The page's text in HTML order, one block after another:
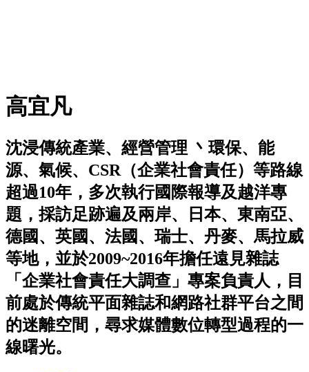
高宜凡
沈浸傳統產業、經營管理 丶環保、能
源、氣候、CSR（企業社會責任）等路線
超過10年，多次執行國際報導及越洋專
題，採訪足跡遍及兩岸、日本、東南亞、
德國、英國、法國、瑞士、丹麥、馬拉威
等地，並於2009~2016年擔任遠見雜誌
「企業社會責任大調查」專案負責人，目
前處於傳統平面雜誌和網路社群平台之間
的迷離空間，尋求媒體數位轉型過程的一
線曙光。